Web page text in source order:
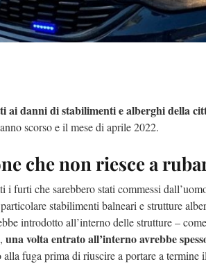
ai danni di stabilimenti e alberghi della
scorso e il mese di aprile 2022.
che non riesce a
furti che sarebbero stati commessi
stabilimenti balneari e strutture
introdotto all’interno delle strutture – come
una volta entrato all’interno avrebbe
alla fuga prima di riuscire a portare a termine